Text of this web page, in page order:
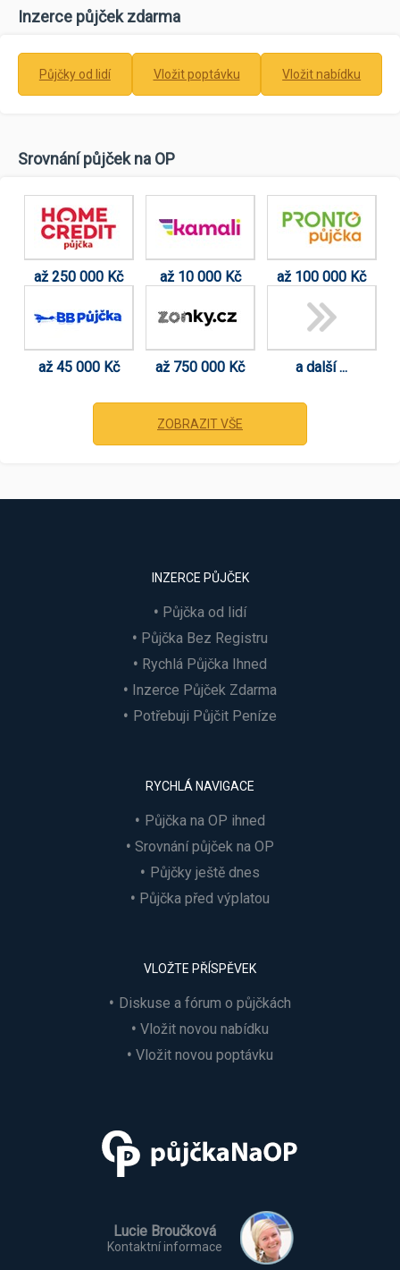
Inzerce půjček zdarma
Půjčky od lidí Vložit poptávku Vložit nabídku
Srovnání půjček na OP
až 250 000 Kč až 10 000 Kč až 100 000 Kč
až 45 000 Kč až 750 000 Kč a další ...
ZOBRAZIT VŠE
INZERCE PŮJČEK
Půjčka od lidí
Půjčka Bez Registru
Rychlá Půjčka Ihned
Inzerce Půjček Zdarma
Potřebuji Půjčit Peníze
RYCHLÁ NAVIGACE
Půjčka na OP ihned
Srovnání půjček na OP
Půjčky ještě dnes
Půjčka před výplatou
VLOŽTE PŘÍSPĚVEK
Diskuse a fórum o půjčkách
Vložit novou nabídku
Vložit novou poptávku
Lucie Broučková
Kontaktní informace